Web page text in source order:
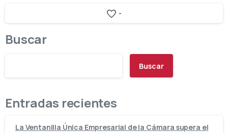
-
Buscar
Buscar
Entradas recientes
La Ventanilla Única Empresarial de la Cámara supera el